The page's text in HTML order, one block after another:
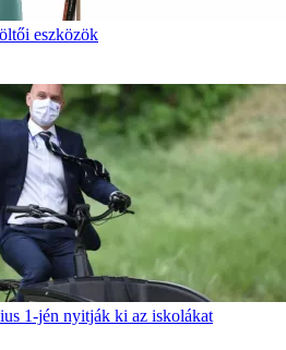
eszközök
1-jén nyitják ki az iskolákat